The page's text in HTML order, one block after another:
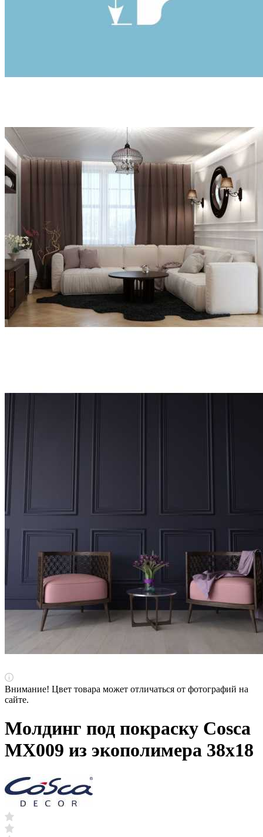
Внимание! Цвет товара может отличаться от фотографий на
сайте.
Молдинг под покраску Cosca
MX009 из экополимера 38х18